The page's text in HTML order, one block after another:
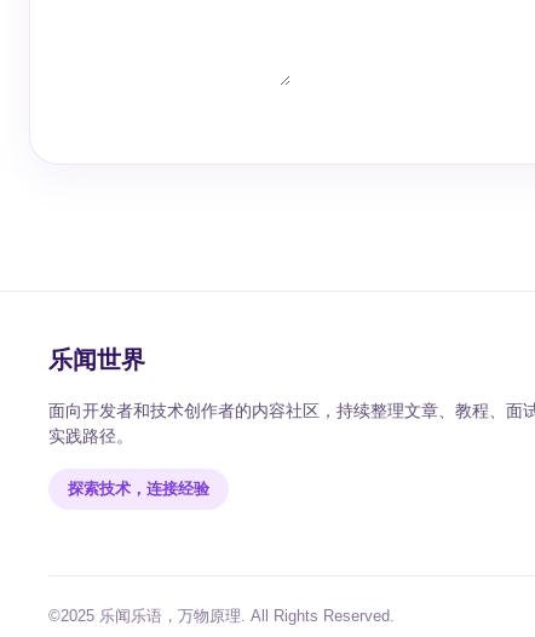
乐闻世界
面向开发者和技术创作者的内容社区，持续整理文章、教程、面
实践路径。
探索技术，连接经验
©2025 乐闻乐语，万物原理. All Rights Reserved.